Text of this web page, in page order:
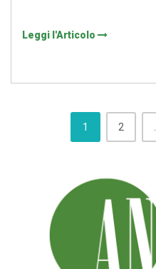
Leggi l'Articolo
1 2